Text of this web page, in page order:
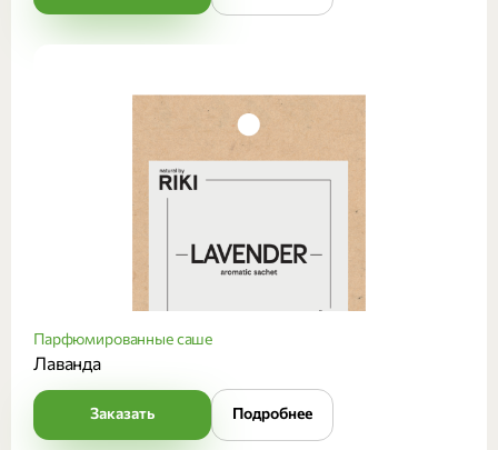
Парфюмированные саше
Лаванда
Заказать Подробнее